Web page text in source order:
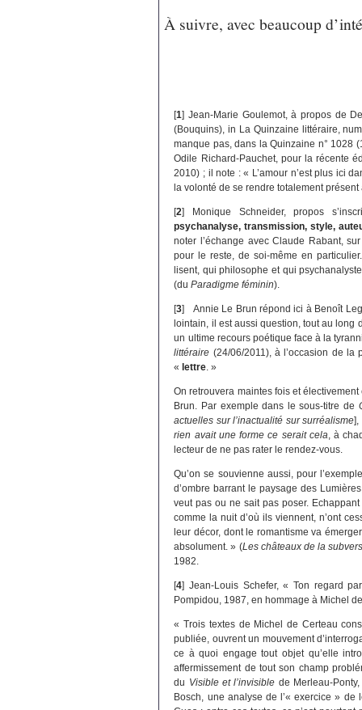
À suivre, avec beaucoup
[1]Jean-Marie Goulemot, à propos de
(Bouquins), in La Quinzaine littéraire,
manque pas, dans la Quinzaine n° 1028
Odile Richard-Pauchet, pour la récente
2010) ; il note : « L’amour n’est plus ici
la volonté de se rendre totalement
[2]
Monique Schneider, propos
psychanalyse, transmission, style,
noter l’échange avec Claude Rabant,
pour le reste, de soi-même en
lisent, qui philosophe et qui
(duParadigme féminin).
[3]
Annie Le Brun répond ici à Benoît
lointain, il est aussi question, tout au
un ultime recours poétique face à la
littéraire (24/06/2011), à l’occasion de la
« lettre. »
On retrouvera maintes fois et
Brun. Par exemple dans le sous-titre de
actuelles sur l’inactualité sur surréalisme],
rien avait une forme ce serait cela, à
lecteur de ne pas rater le rendez-vous.
Qu’on se souvienne aussi, pour
d’ombre barrant le paysage des
veut pas ou ne sait pas poser.
comme la nuit d’où ils viennent, n’ont
leur décor, dont le romantisme va
absolument. » (Les châteaux de la
1982.
[4]Jean-Louis Schefer, « Ton regard
Pompidou, 1987, en hommage à Michel
« Trois textes de Michel de Certeau
publiée, ouvrent un mouvement
ce à quoi engage tout objet qu’elle
affermissement de tout son champ
du Visible et l’invisible de Merleau-
Bosch, une analyse de l’« exercice »